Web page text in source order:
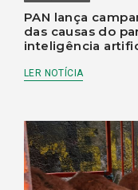
PAN lança
das causas do
inteligência
LER NOTÍCIA